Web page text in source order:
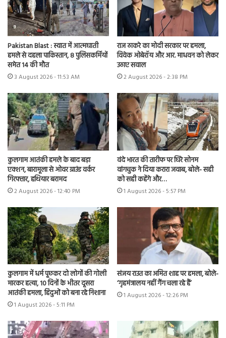
Pakistan Blast : स्वात में आत्मघाती
हमले से दहला पाकिस्तान, 8 पुलिसकर्मियों
समेत 14 की मौत
3 August 2026 - 11:53 AM
राज ठाकरे का मोदी सरकार पर हमला,
विवेक ओबेरॉय और आर. माधवन को लेकर
उठाए सवाल
2 August 2026 - 2:38 PM
कुलगाम आतंकी हमले के बाद बड़ा
एक्शन, बारामूला से ओवर ग्राउंड वर्कर
गिरफ्तार, हथियार बरामद
2 August 2026 - 12:40 PM
वंदे भारत की तारीफ पर घिरे सोनम
वांगचुक ने दिया करारा जवाब, बोले- सही
को सही कहेंगे और…
1 August 2026 - 5:57 PM
कुलगाम में धर्म पूछकर दो लोगों की गोली
मारकर हत्या, 10 दिनों के भीतर दूसरा
आतंकी हमला, हिंदुओं को बना रहे निशाना
1 August 2026 - 5:11 PM
संजय राउत का अमित शाह पर हमला, बोले-
‘गृहमंत्रालय नहीं गैंग चला रहे हैं’
1 August 2026 - 12:26 PM